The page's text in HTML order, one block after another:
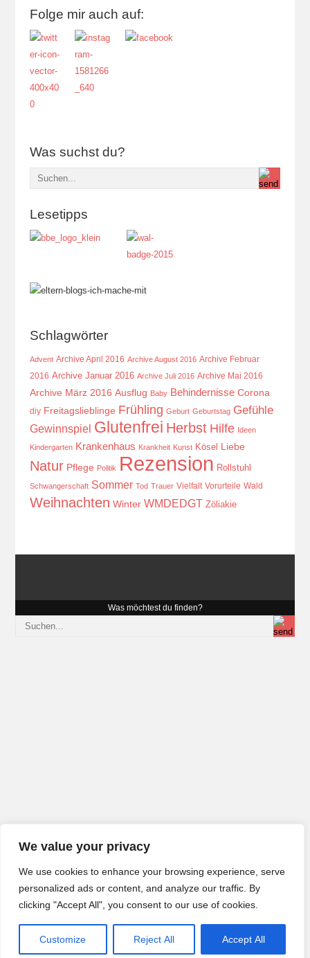
We value your privacy
We use cookies to enhance your browsing experience, serve
personalized ads or content, and analyze our traffic. By
clicking "Accept All", you consent to our use of cookies.
Customize Reject All Accept All
Folge mir auch auf:
Was suchst du?
Lesetipps
Schlagwörter
Advent Archive April 2016 Archive August 2016 Archive Februar
2016 Archive Januar 2016 Archive Juli 2016 Archive Mai 2016
Archive März 2016 Ausflug Baby Behindernisse Corona
diy Freitagslieblinge Frühling Geburt Geburtstag Gefühle
Gewinnspiel Glutenfrei Herbst Hilfe Ideen
Kindergarten Krankenhaus Krankheit Kunst Kösel Liebe
Natur Pflege Politik Rezension Rollstuhl
Schwangerschaft Sommer Tod Trauer Vielfalt Vorurteile Wald
Weihnachten Winter WMDEDGT Zöliakie
Was möchtest du finden?